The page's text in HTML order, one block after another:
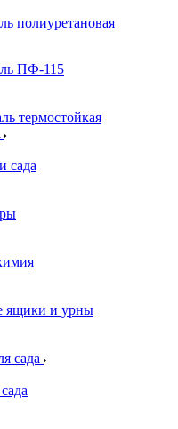
полиуретановая
ПФ-115
термостойкая
сада
ящики и урны
сада